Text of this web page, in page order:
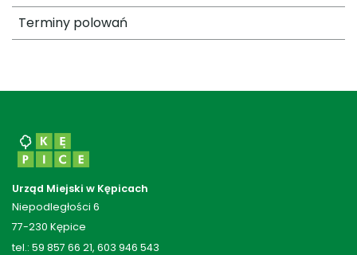
Terminy polowań
Urząd Miejski w Kępicach
Niepodległości 6
77-230 Kępice
tel.: 59 857 66 21, 603 946 543